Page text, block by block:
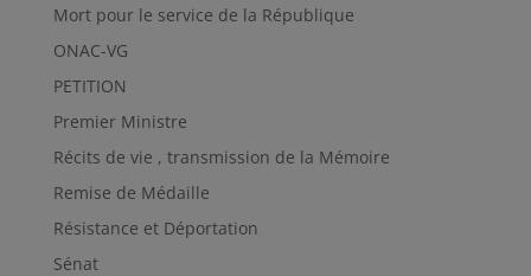
Mort pour le service de la République
ONAC-VG
PETITION
Premier Ministre
Récits de vie , transmission de la Mémoire
Remise de Médaille
Résistance et Déportation
Sénat